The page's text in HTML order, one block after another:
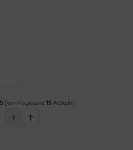
(von insgesamt15Artikeln)
1